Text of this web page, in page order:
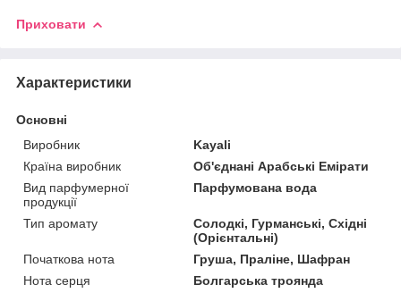
Приховати
Характеристики
Основні
Виробник
Kayali
Країна виробник
Об'єднані Арабські Емірати
Вид парфумерної
продукції
Парфумована вода
Тип аромату
Солодкі, Гурманські, Східні
(Орієнтальні)
Початкова нота
Груша, Праліне, Шафран
Нота серця
Болгарська троянда